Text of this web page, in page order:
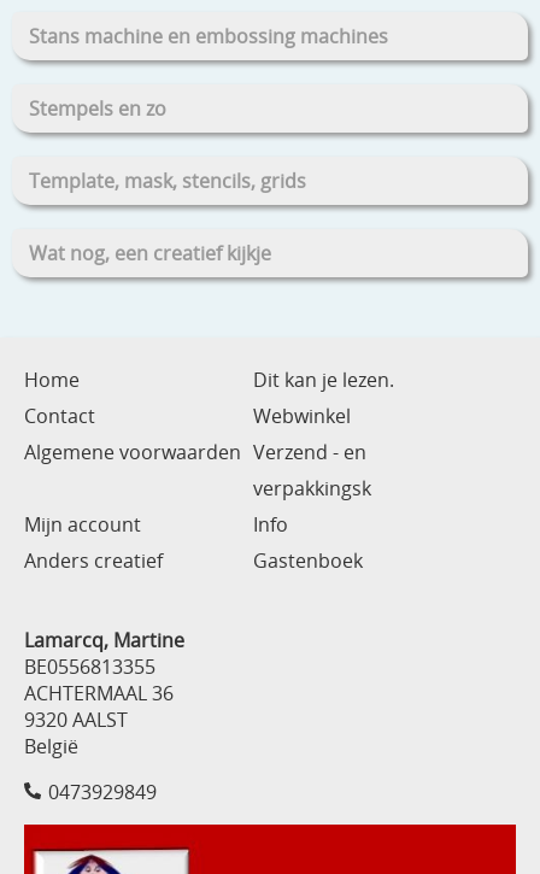
Stans machine en embossing machines
Stempels en zo
Template, mask, stencils, grids
Wat nog, een creatief kijkje
Home
Dit kan je lezen.
Contact
Webwinkel
Algemene voorwaarden Verzend - en
verpakkingsk
Mijn account
Info
Anders creatief
Gastenboek
Lamarcq, Martine
BE0556813355
ACHTERMAAL 36
9320 AALST
België
0473929849